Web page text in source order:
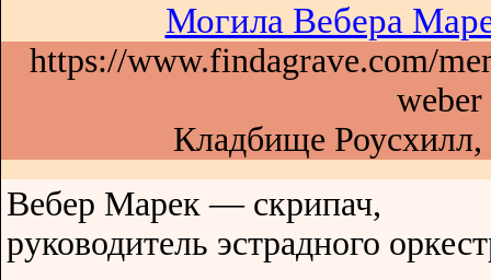
Могила Вебера
https://www.findagrave.com/
weber
Кладбище
Вебер Марек — скрипач,
руководитель эстрадного